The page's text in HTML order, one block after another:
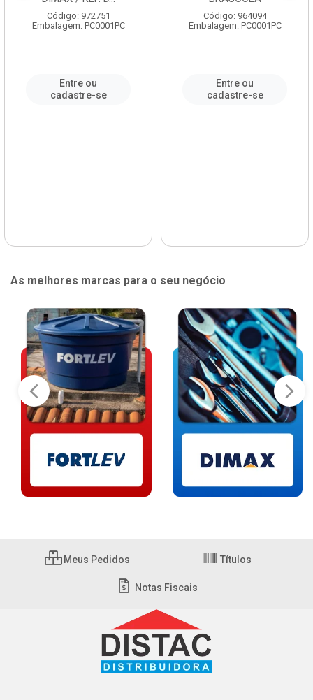
Código: 972751
Embalagem: PC0001PC
Entre ou
cadastre-se
Código: 964094
Embalagem: PC0001PC
Entre ou
cadastre-se
As melhores marcas para o seu negócio
Meus Pedidos Títulos
Notas Fiscais